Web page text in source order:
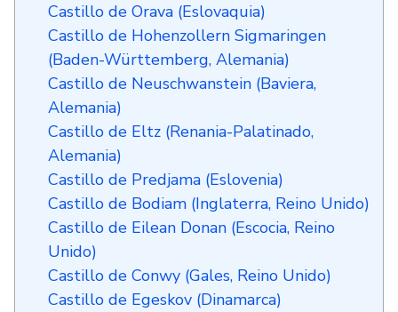
Castillo de Orava (Eslovaquia)
Castillo de Hohenzollern Sigmaringen
(Baden-Württemberg, Alemania)
Castillo de Neuschwanstein (Baviera,
Alemania)
Castillo de Eltz (Renania-Palatinado,
Alemania)
Castillo de Predjama (Eslovenia)
Castillo de Bodiam (Inglaterra, Reino Unido)
Castillo de Eilean Donan (Escocia, Reino
Unido)
Castillo de Conwy (Gales, Reino Unido)
Castillo de Egeskov (Dinamarca)